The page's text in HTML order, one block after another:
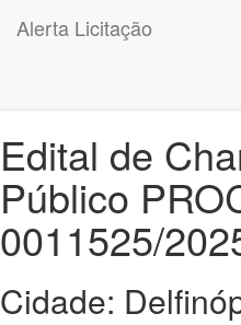
Alerta Licitação
Edital de
Público
0011525/
Cidade: